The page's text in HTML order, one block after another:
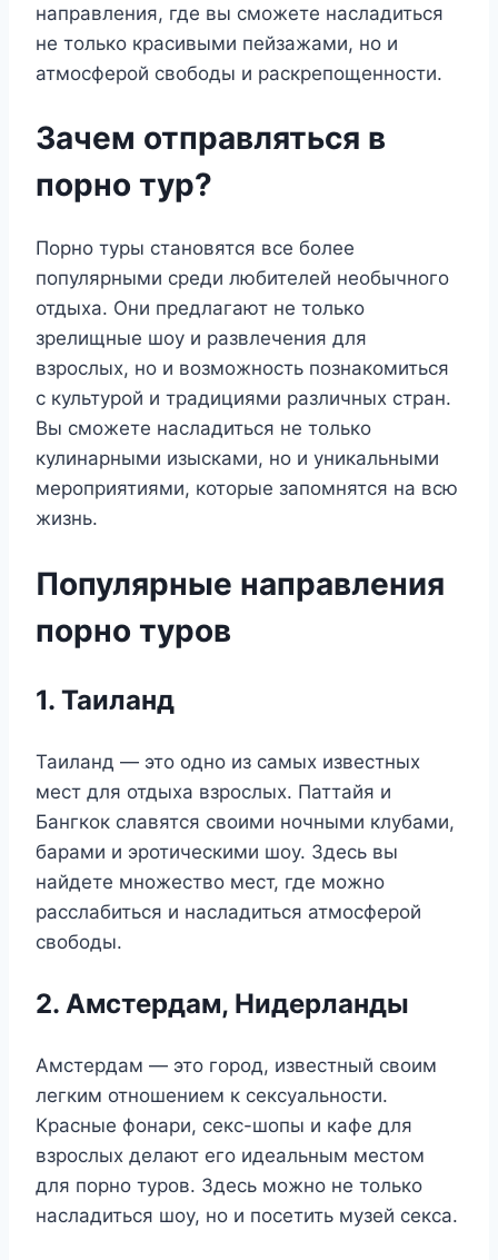
направления, где вы сможете насладиться
не только красивыми пейзажами, но и
атмосферой свободы и раскрепощенности.
Зачем отправляться в
порно тур?
Порно туры становятся все более
популярными среди любителей необычного
отдыха. Они предлагают не только
зрелищные шоу и развлечения для
взрослых, но и возможность познакомиться
с культурой и традициями различных стран.
Вы сможете насладиться не только
кулинарными изысками, но и уникальными
мероприятиями, которые запомнятся на всю
жизнь.
Популярные направления
порно туров
1. Таиланд
Таиланд — это одно из самых известных
мест для отдыха взрослых. Паттайя и
Бангкок славятся своими ночными клубами,
барами и эротическими шоу. Здесь вы
найдете множество мест, где можно
расслабиться и насладиться атмосферой
свободы.
2. Амстердам, Нидерланды
Амстердам — это город, известный своим
легким отношением к сексуальности.
Красные фонари, секс-шопы и кафе для
взрослых делают его идеальным местом
для порно туров. Здесь можно не только
насладиться шоу, но и посетить музей секса.